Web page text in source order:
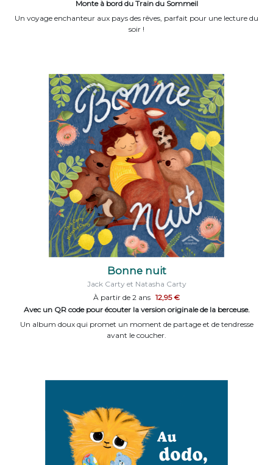
Monte à bord du Train du Sommeil
Un voyage enchanteur aux pays des rêves, parfait pour une lecture du
soir !
Bonne nuit
Jack Carty et Natasha Carty
À partir de 2 ans 12,95 €
Avec un QR code pour écouter la version originale de la berceuse.
Un album doux qui promet un moment de partage et de tendresse
avant le coucher.